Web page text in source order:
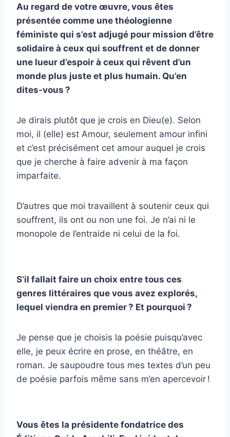
Au regard de votre œuvre, vous êtes
présentée comme une théologienne
féministe qui s’est adjugé pour mission d’être
solidaire à ceux qui souffrent et de donner
une lueur d’espoir à ceux qui rêvent d’un
monde plus juste et plus humain. Qu’en
dites-vous ?
Je dirais plutôt que je crois en Dieu(e). Selon
moi, il (elle) est Amour, seulement amour infini
et c’est précisément cet amour auquel je crois
que je cherche à faire advenir à ma façon
imparfaite.
D’autres que moi travaillent à soutenir ceux qui
souffrent, ils ont ou non une foi. Je n’ai ni le
monopole de l’entraide ni celui de la foi.
S’il fallait faire un choix entre tous ces
genres littéraires que vous avez explorés,
lequel viendra en premier ? Et pourquoi ?
Je pense que je choisis la poésie puisqu’avec
elle, je peux écrire en prose, en théâtre, en
roman. Je saupoudre tous mes textes d’un peu
de poésie parfois même sans m’en apercevoir !
Vous êtes la présidente fondatrice des